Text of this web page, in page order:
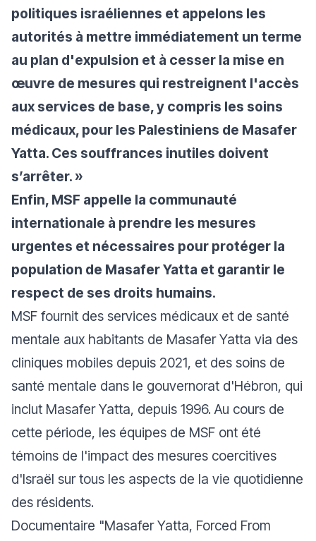
politiques israéliennes et appelons les
autorités à mettre immédiatement un terme
au plan d'expulsion et à cesser la mise en
œuvre de mesures qui restreignent l'accès
aux services de base, y compris les soins
médicaux, pour les Palestiniens de Masafer
Yatta. Ces souffrances inutiles doivent
s’arrêter. »
Enfin, MSF appelle la communauté
internationale à prendre les mesures
urgentes et nécessaires pour protéger la
population de Masafer Yatta et garantir le
respect de ses droits humains.
MSF fournit des services médicaux et de santé
mentale aux habitants de Masafer Yatta via des
cliniques mobiles depuis 2021, et des soins de
santé mentale dans le gouvernorat d'Hébron, qui
inclut Masafer Yatta, depuis 1996. Au cours de
cette période, les équipes de MSF ont été
témoins de l'impact des mesures coercitives
d'Israël sur tous les aspects de la vie quotidienne
des résidents.
Documentaire "Masafer Yatta, Forced From